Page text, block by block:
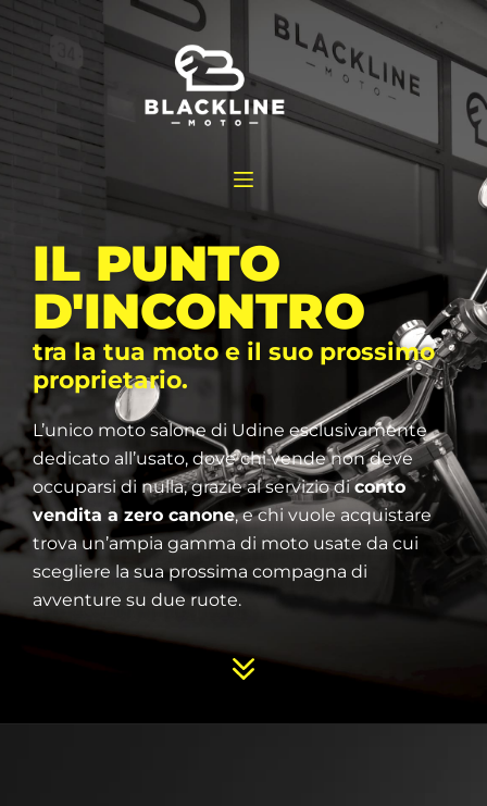
IL PUNTO
D'INCONTRO
tra la tua moto e il suo prossimo
proprietario.
L’unico moto salone di Udine esclusivamente
dedicato all’usato, dove chi vende non deve
occuparsi di nulla, grazie al servizio diconto
vendita a zero canone, e chi vuole acquistare
trova un’ampia gamma di moto usate da cui
scegliere la sua prossima compagna di
avventure su due ruote.